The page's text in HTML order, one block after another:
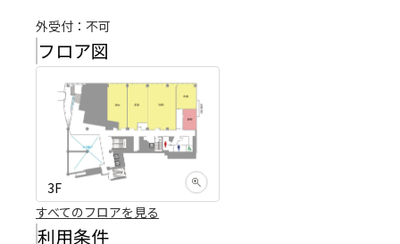
外受付：不可
フロア図
3F
すべてのフロアを見る
利用条件